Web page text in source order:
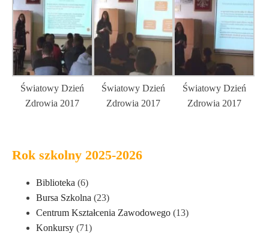
Rok szkolny 2025-2026
Biblioteka (6)
Bursa Szkolna (23)
Centrum Kształcenia Zawodowego (13)
Konkursy (71)
Światowy Dzień
Zdrowia 2017
Światowy Dzień
Zdrowia 2017
Światowy Dzień
Zdrowia 2017